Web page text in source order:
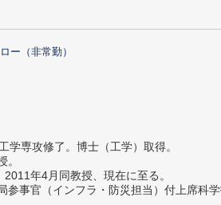
ー（非常勤）
専攻修了。博士（工学）取得。
年4月同教授、現在に至る。
事官（インフラ・防災担当）付上席科学